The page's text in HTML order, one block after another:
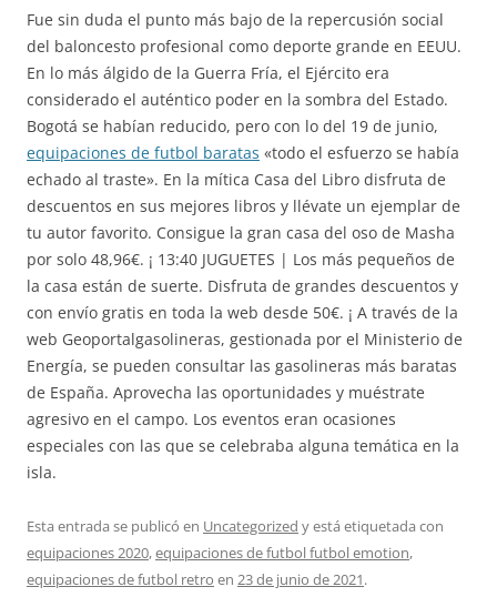
Fue sin duda el punto más bajo de la repercusión social
del baloncesto profesional como deporte grande en EEUU.
En lo más álgido de la Guerra Fría, el Ejército era
considerado el auténtico poder en la sombra del Estado.
Bogotá se habían reducido, pero con lo del 19 de junio,
equipaciones de futbol baratas «todo el esfuerzo se había
echado al traste». En la mítica Casa del Libro disfruta de
descuentos en sus mejores libros y llévate un ejemplar de
tu autor favorito. Consigue la gran casa del oso de Masha
por solo 48,96€. ¡ 13:40 JUGUETES | Los más pequeños de
la casa están de suerte. Disfruta de grandes descuentos y
con envío gratis en toda la web desde 50€. ¡ A través de la
web Geoportalgasolineras, gestionada por el Ministerio de
Energía, se pueden consultar las gasolineras más baratas
de España. Aprovecha las oportunidades y muéstrate
agresivo en el campo. Los eventos eran ocasiones
especiales con las que se celebraba alguna temática en la
isla.
Esta entrada se publicó en Uncategorized y está etiquetada con
equipaciones 2020,equipaciones de futbol futbol emotion,
equipaciones de futbol retro en 23 de junio de 2021.